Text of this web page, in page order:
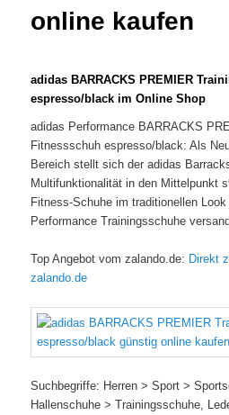
online kaufen
adidas BARRACKS PREMIER
espresso/black im Online Shop
adidas Performance BARRACKS
Fitnessschuh espresso/black: Als
Bereich stellt sich der adidas
Multifunktionalität in den Mittelpunkt
Fitness-Schuhe im traditionellen
Performance Trainingsschuhe
Top Angebot vom zalando.de: Direkt
zalando.de
Suchbegriffe: Herren > Sport >
Hallenschuhe > Trainingsschuhe,